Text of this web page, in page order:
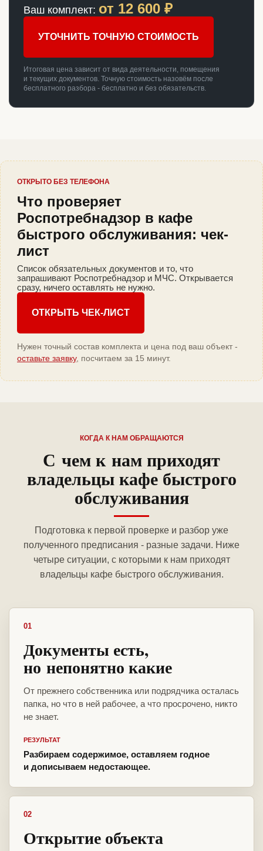
Ваш комплект: от 12 600 ₽
УТОЧНИТЬ ТОЧНУЮ СТОИМОСТЬ
Итоговая цена зависит от вида деятельности, помещения
и текущих документов. Точную стоимость назовём после
бесплатного разбора - бесплатно и без обязательств.
ОТКРЫТО БЕЗ ТЕЛЕФОНА
Что проверяет
Роспотребнадзор в кафе
быстрого обслуживания: чек-
лист
Список обязательных документов и то, что
запрашивают Роспотребнадзор и МЧС. Открывается
сразу, ничего оставлять не нужно.
ОТКРЫТЬ ЧЕК-ЛИСТ
Нужен точный состав комплекта и цена под ваш объект -
оставьте заявку, посчитаем за 15 минут.
КОГДА К НАМ ОБРАЩАЮТСЯ
С чем к нам приходят
владельцы кафе быстрого
обслуживания
Подготовка к первой проверке и разбор уже
полученного предписания - разные задачи. Ниже
четыре ситуации, с которыми к нам приходят
владельцы кафе быстрого обслуживания.
01
Документы есть,
но непонятно какие
От прежнего собственника или подрядчика осталась
папка, но что в ней рабочее, а что просрочено, никто
не знает.
РЕЗУЛЬТАТ
Разбираем содержимое, оставляем годное
и дописываем недостающее.
02
Открытие объекта